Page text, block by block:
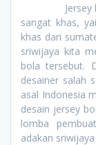
Jersey bola
sangat khas,
khas dari
sriwijaya kita
bola tersebut.
desainer salah
asal Indonesia
desain jersey
lomba
adakan